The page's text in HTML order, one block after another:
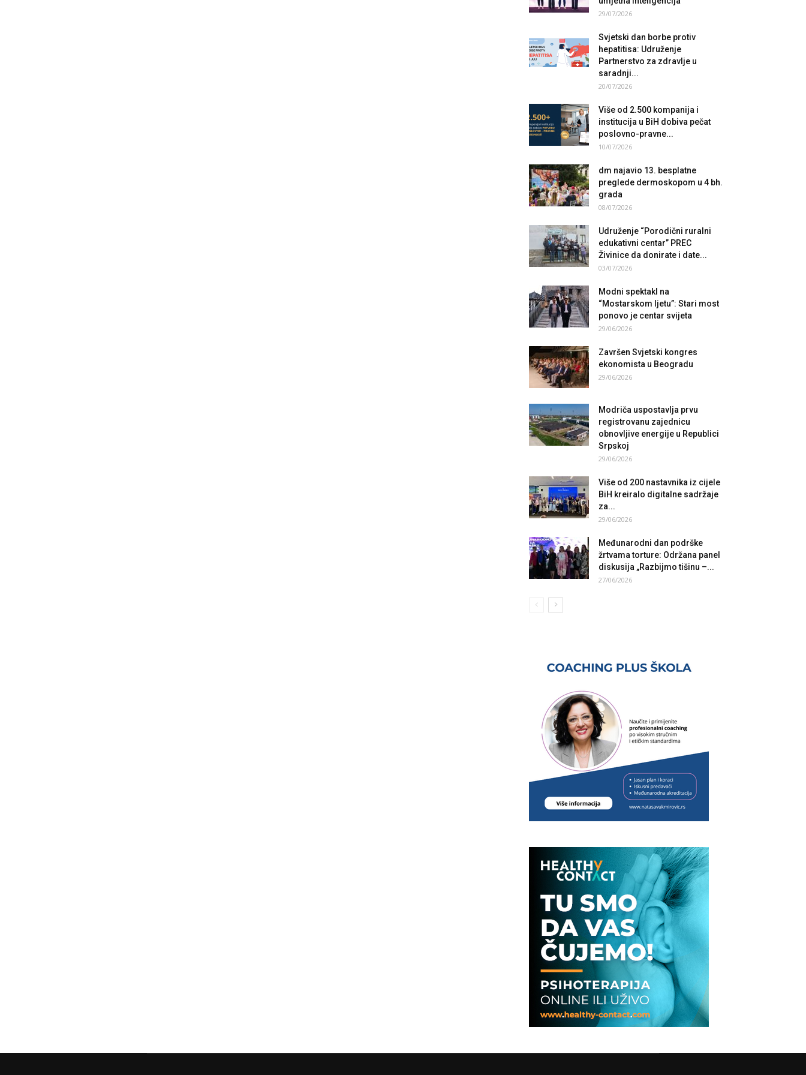
29/07/2026
Svjetski dan borbe protiv
hepatitisa: Udruženje
Partnerstvo za zdravlje u
saradnji...
20/07/2026
Više od 2.500 kompanija i
institucija u BiH dobiva pečat
poslovno-pravne...
10/07/2026
dm najavio 13. besplatne
preglede dermoskopom u 4 bh.
grada
08/07/2026
Udruženje “Porodični ruralni
edukativni centar” PREC
Živinice da donirate i date...
03/07/2026
Modni spektakl na
“Mostarskom ljetu”: Stari most
ponovo je centar svijeta
29/06/2026
Završen Svjetski kongres
ekonomista u Beogradu
29/06/2026
Modriča uspostavlja prvu
registrovanu zajednicu
obnovljive energije u Republici
Srpskoj
29/06/2026
Više od 200 nastavnika iz cijele
BiH kreiralo digitalne sadržaje
za...
29/06/2026
Međunarodni dan podrške
žrtvama torture: Održana panel
diskusija „Razbijmo tišinu –...
27/06/2026